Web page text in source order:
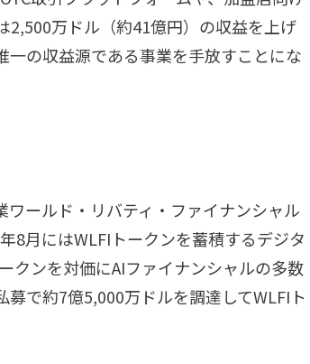
2,500万ドル（約41億円）の収益を上げ
の収益源である事業を手放すことにな
ールド・リバティ・ファイナンシャル
8月にはWLFIトークンを蓄積するデジタ
クンを対価にAIファイナンシャルの多数
で約7億5,000万ドルを調達してWLFIト